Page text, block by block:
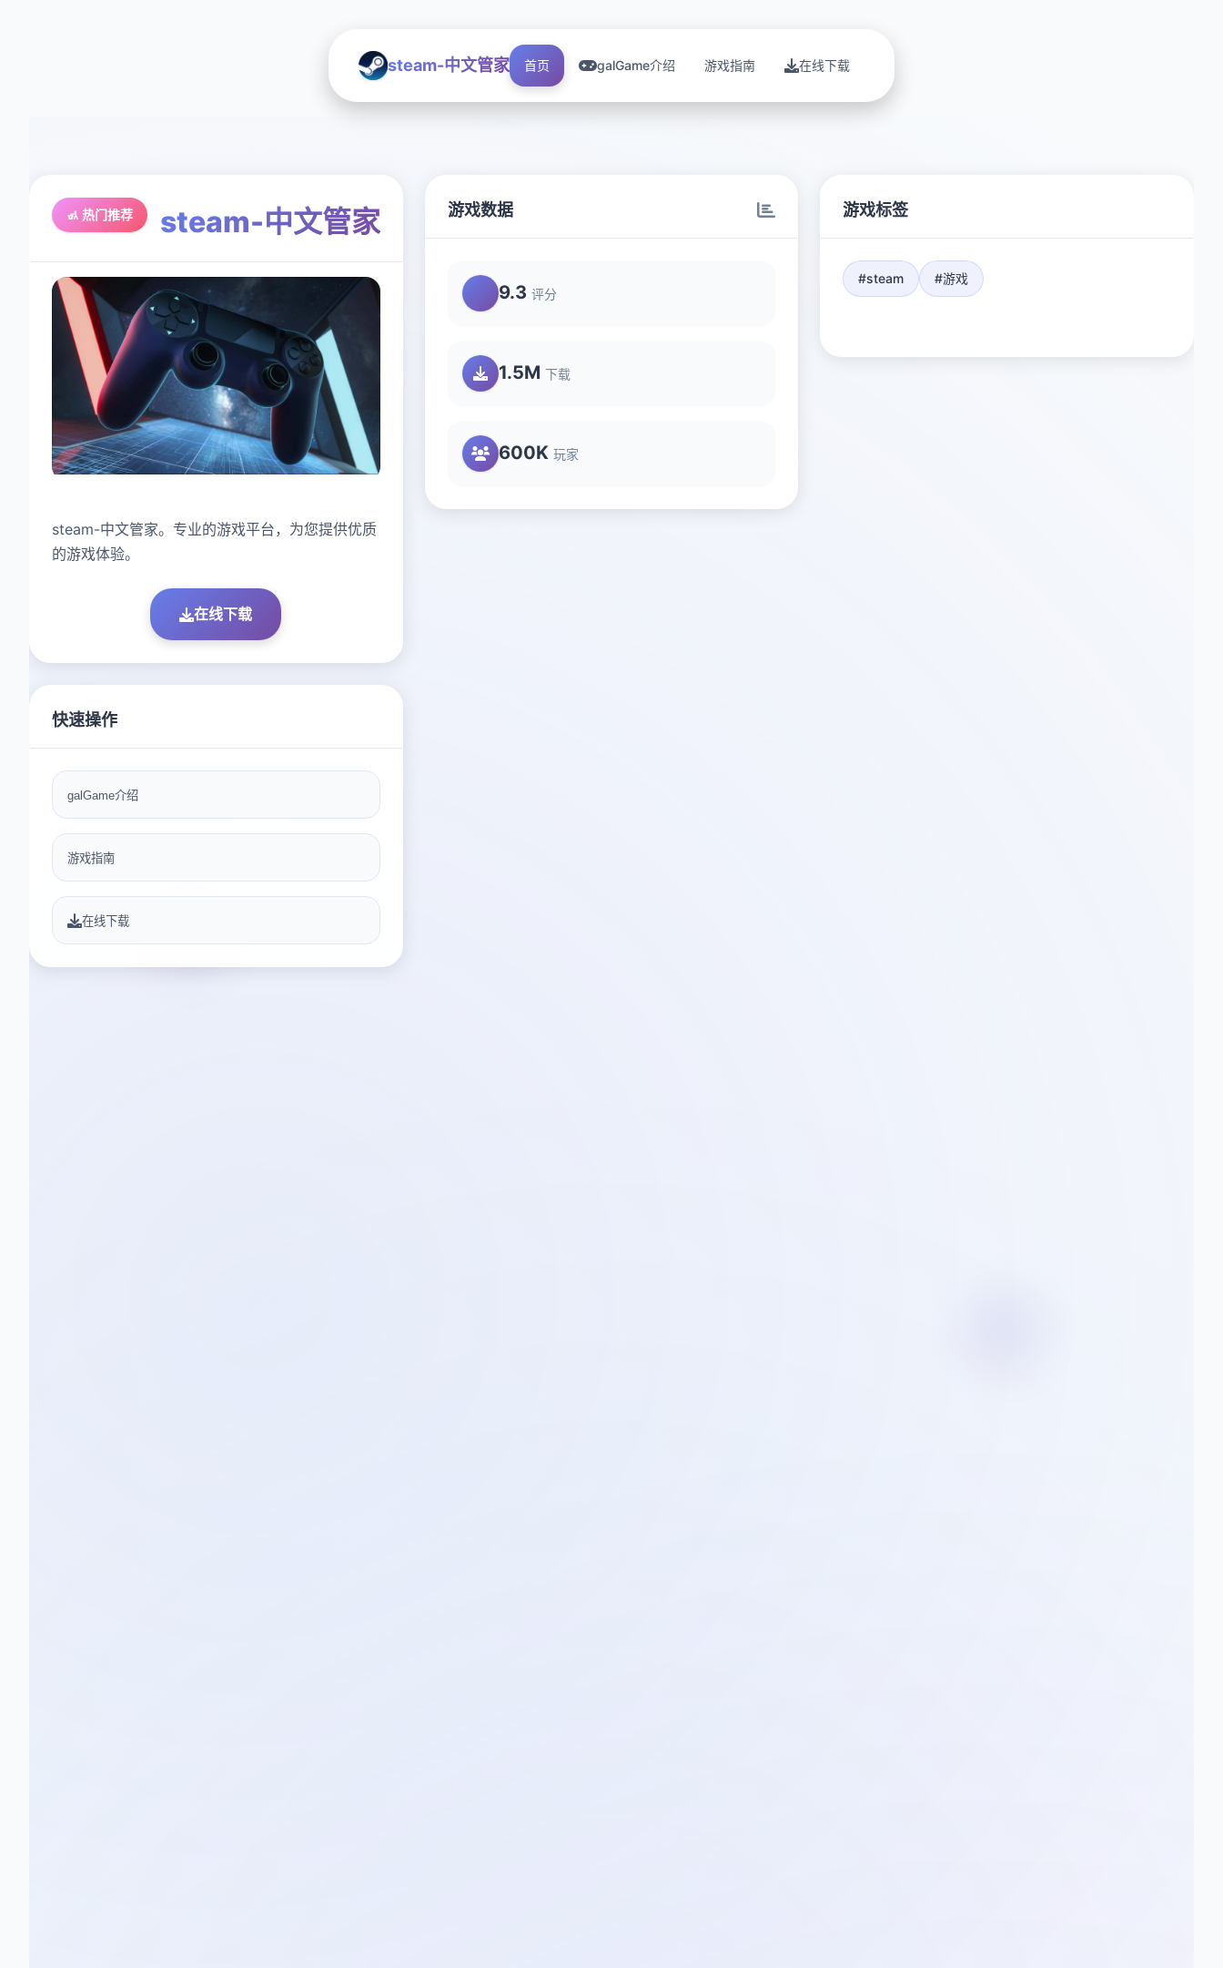
steam-中文管家 首页 galGame介绍 游戏指南 在线下载
🚮 热门推荐 steam-中文管家
steam-中文管家。专业的游戏平台，为您提供优质
的游戏体验。
在线下载
游戏数据
9.3 评分
1.5M 下载
600K 玩家
游戏标签
#steam #游戏
快速操作
galGame介绍
游戏指南
在线下载